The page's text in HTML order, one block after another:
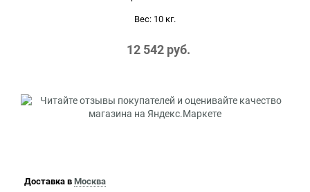
Вес: 10 кг.
12 542 руб.
Доставка в Москва